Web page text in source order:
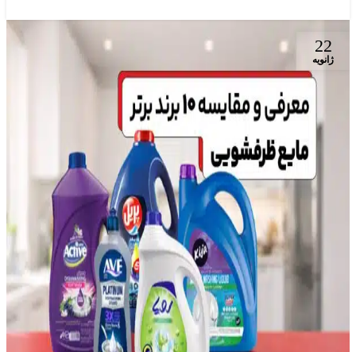
22
ژانویه